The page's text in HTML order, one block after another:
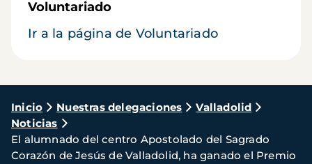
Voluntariado
Ir a la página de Voluntariado
Ruta
de
navegación
Inicio Nuestras delegaciones
Valladolid
Noticias
El alumnado del centro Apostolado del Sagrado
Corazón de Jesús de Valladolid, ha ganado el Premio